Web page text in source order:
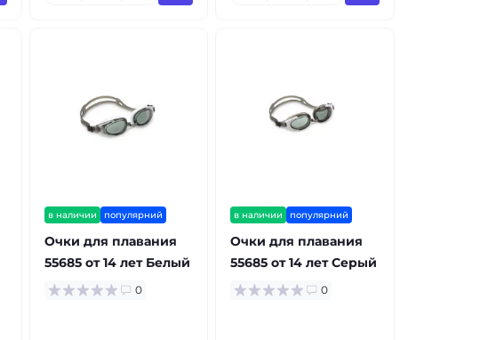
в наличии популярний
Очки для плавания
55685 от 14 лет Белый
0
в наличии популярний
Очки для плавания
55685 от 14 лет Серый
0